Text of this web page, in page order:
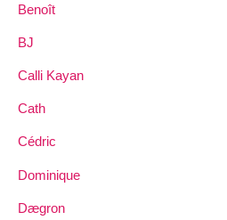
Benoît
BJ
Calli Kayan
Cath
Cédric
Dominique
Dægron